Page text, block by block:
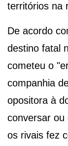
territórios na
De acordo
destino fatal
cometeu o
companhia
opositora à
conversar ou
os rivais fez